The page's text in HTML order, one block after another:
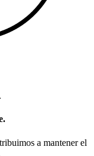
a mantener el